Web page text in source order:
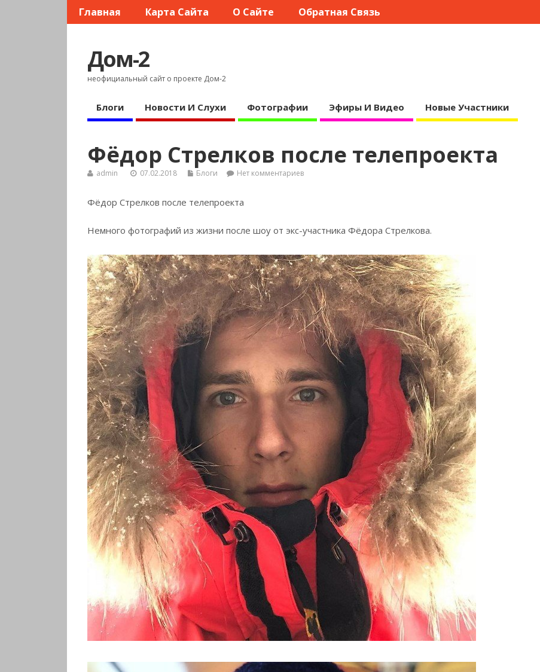
Главная Карта Сайта О Сайте Обратная Связь
Дом-2
неофициальный сайт о проекте Дом-2
Блоги Новости И Слухи Фотографии Эфиры И Видео Новые Участники
Фёдор Стрелков после телепроекта
admin 07.02.2018 Блоги Нет комментариев
Фёдор Стрелков после телепроекта
Немного фотографий из жизни после шоу от экс-участника Фёдора Стрелкова.